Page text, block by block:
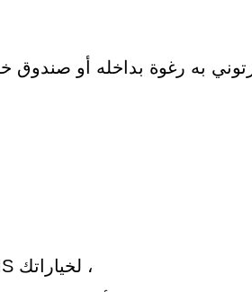
تتوفر DHL و FedEx و UPS و EMS لخياراتك ،